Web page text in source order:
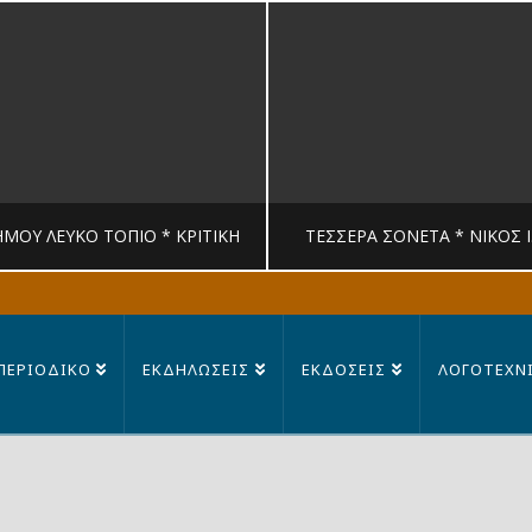
ΛΕΥΚΟ ΤΟΠΙΟ * ΚΡΙΤΙΚΉ
MANDRAGORAS
ΤΈΣΣΕΡΑ ΣΟΝΈΤΑ * ΝΊΚΟΣ
ΕΚΔΗΛΩΣΕΙΣ ΕΚΔΟΣΕΙΣ